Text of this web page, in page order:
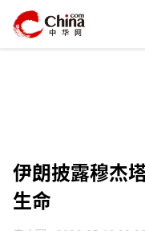
伊朗披露穆杰
生命